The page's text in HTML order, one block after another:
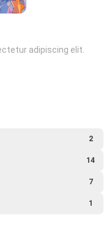
adipiscing elit.
2
14
7
1